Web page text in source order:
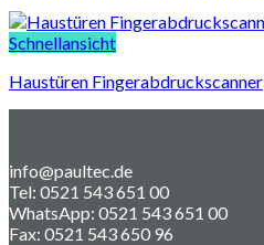
Schnellansicht
Haustüren Fingerabdruckscanner
info@paultec.de
Tel: 0521 543 651 00
WhatsApp: 0521 543 651 00
Fax: 0521 543 650 96